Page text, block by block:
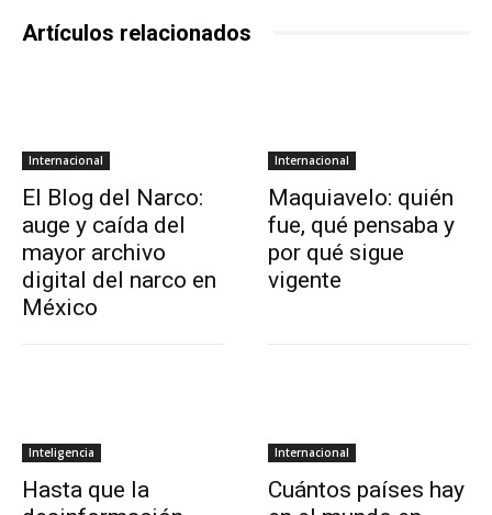
Artículos relacionados
Internacional
El Blog del Narco:
auge y caída del
mayor archivo
digital del narco en
México
Internacional
Maquiavelo: quién
fue, qué pensaba y
por qué sigue
vigente
Inteligencia
Hasta que la
Internacional
Cuántos países hay